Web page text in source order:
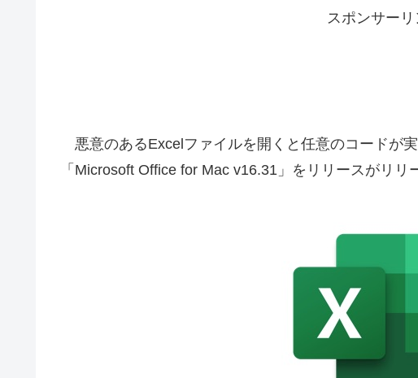
スポンサーリ
悪意のあるExcelファイルを開くと任意のコードが
「Microsoft Office for Mac v16.31」をリリースがリリ